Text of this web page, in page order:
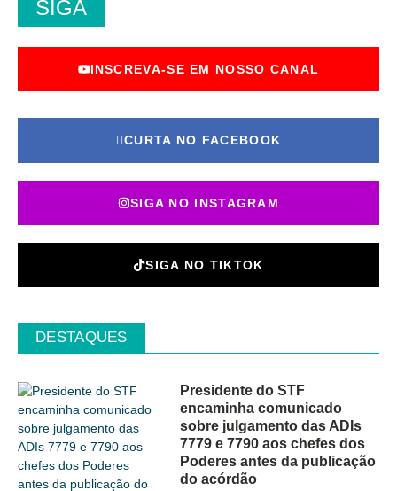
SIGA
INSCREVA-SE EM NOSSO CANAL
CURTA NO FACEBOOK
SIGA NO INSTAGRAM
SIGA NO TIKTOK
DESTAQUES
Presidente do STF
encaminha comunicado
sobre julgamento das ADIs
7779 e 7790 aos chefes dos
Poderes antes da publicação
do acórdão